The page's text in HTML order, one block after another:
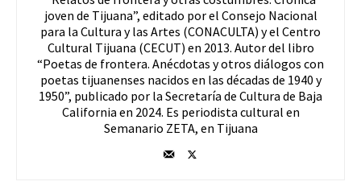
joven de Tijuana”, editado por el Consejo Nacional
para la Cultura y las Artes (CONACULTA) y el Centro
Cultural Tijuana (CECUT) en 2013. Autor del libro
“Poetas de frontera. Anécdotas y otros diálogos con
poetas tijuanenses nacidos en las décadas de 1940 y
1950”, publicado por la Secretaría de Cultura de Baja
California en 2024. Es periodista cultural en
Semanario ZETA, en Tijuana